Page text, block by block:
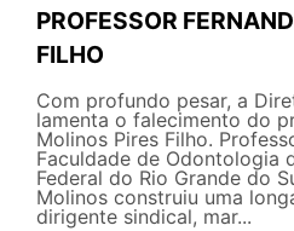
PROFESSOR
FILHO
Com profundo pesar, a
lamenta o falecimento do
Molinos Pires Filho.
Faculdade de Odontologia
Federal do Rio Grande do
Molinos construiu uma
dirigente sindical, mar...